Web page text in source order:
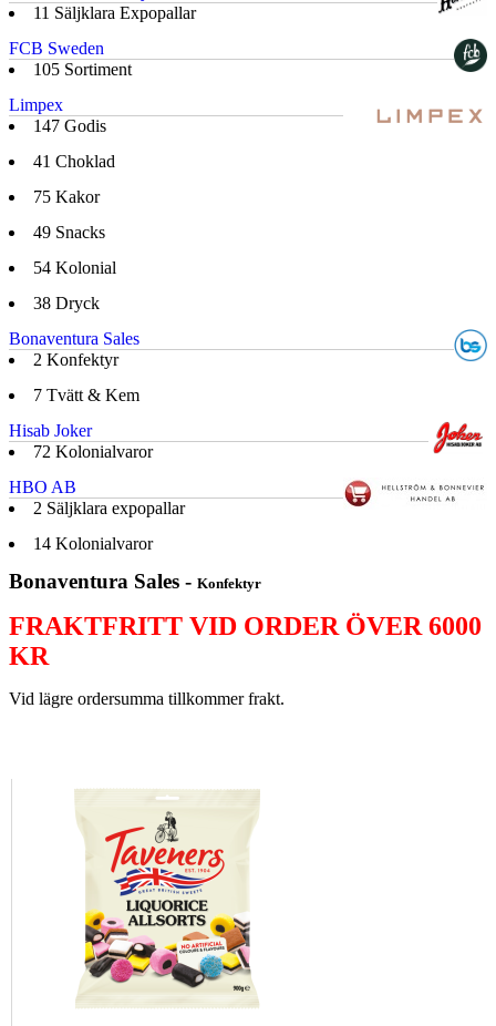
11 Säljklara Expopallar
FCB Sweden
105 Sortiment
Limpex
147 Godis
41 Choklad
75 Kakor
49 Snacks
54 Kolonial
38 Dryck
Bonaventura Sales
2 Konfektyr
7 Tvätt & Kem
Hisab Joker
72 Kolonialvaror
HBO AB
2 Säljklara expopallar
14 Kolonialvaror
Bonaventura Sales - Konfektyr
FRAKTFRITT VID ORDER ÖVER 6000
KR
Vid lägre ordersumma tillkommer frakt.